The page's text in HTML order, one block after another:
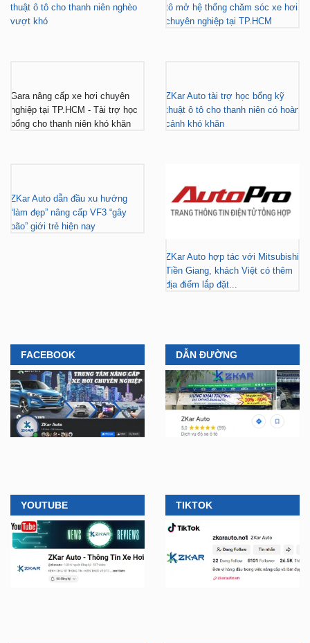
thuật ô tô cho thanh niên nghèo
vượt khó
tô mở hệ thống chăm sóc xe hơi
chuyên nghiệp tại TP.HCM
Gara nâng cấp xe hơi chuyên
nghiệp tại TP.HCM - Tài trợ học
bổng cho thanh niên khó khăn
ZKar Auto tài trợ học bổng kỹ
thuật ô tô cho thanh niên có hoàn
cảnh khó khăn
ZKar Auto dẫn đầu xu hướng
“làm đẹp” nâng cấp VF3 “gây
bão” giới trẻ hiện nay
ZKar Auto hợp tác với Mitsubishi
Tiền Giang, khách Việt có thêm
địa điểm lắp đặt...
FACEBOOK DẪN ĐƯỜNG
YOUTUBE TIKTOK